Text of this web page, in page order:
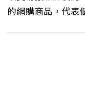
的網購商品，代表